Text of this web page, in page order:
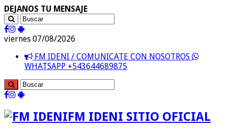
DEJANOS TU MENSAJE
viernes 07/08/2026
FM IDENI / COMUNICATE CON NOSOTROS
WHATSAPP +543644689875
FM IDENI SITIO OFICIAL